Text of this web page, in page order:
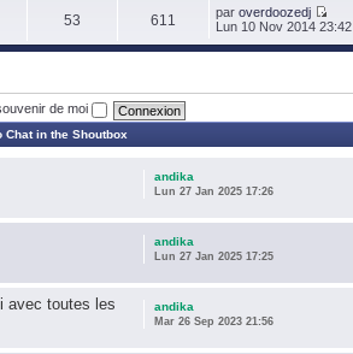
53 611 par overdoozedj
Lun 10 Nov 2014 23:42
de moi
Chat in the Shoutbox
andika
Lun 27 Jan 2025 17:26
andika
Lun 27 Jan 2025 17:25
avec toutes les
andika
Mar 26 Sep 2023 21:56